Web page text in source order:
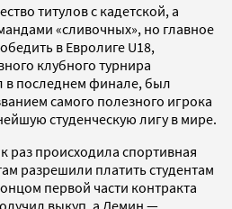
титулов с кадетской, а
«сливочных», но главное
в Евролиге U18,
клубного турнира
в последнем финале, был
самого полезного игрока
студенческую лигу в мире.
раз происходила спортивная
разрешили платить студентам
первой части контракта
выкуп, а Демин —